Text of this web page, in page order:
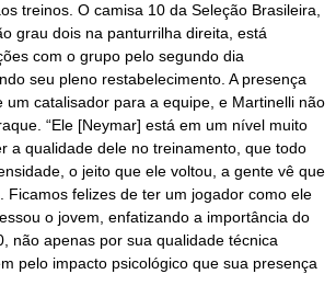
treinos. O camisa 10 da Seleção Brasileira,
grau dois na panturrilha direita, está
com o grupo pelo segundo dia
seu pleno restabelecimento. A presença
um catalisador para a equipe, e Martinelli não
“Ele [Neymar] está em um nível muito
a qualidade dele no treinamento, que todo
o jeito que ele voltou, a gente vê que
Ficamos felizes de ter um jogador como ele
o jovem, enfatizando a importância do
não apenas por sua qualidade técnica
pelo impacto psicológico que sua presença